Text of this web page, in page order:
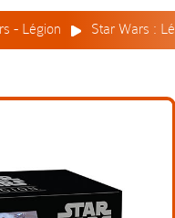
- Légion Star Wars :